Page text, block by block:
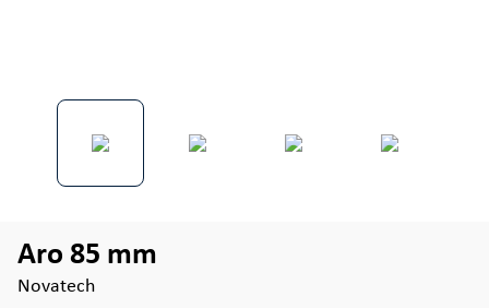
Aro 85 mm
Novatech